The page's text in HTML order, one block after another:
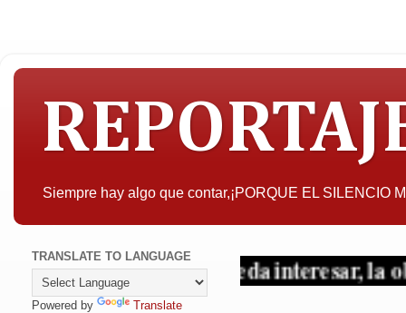
Siempre hay algo que contar,¡PORQUE EL SILENCIO
A quien pueda interesar, la
TRANSLATE TO LANGUAGE
Powered by Translate